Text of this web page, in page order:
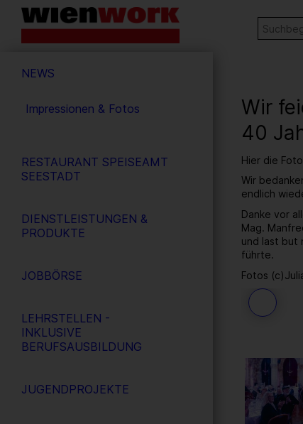
Barrierefreie
Bedienung
Webseite
SUCHE
NEWS
Impressionen & Fotos
RESTAURANT SPEISEAMT
SEESTADT
DIENSTLEISTUNGEN &
PRODUKTE
JOBBÖRSE
LEHRSTELLEN -
INKLUSIVE
BERUFSAUSBILDUNG
JUGENDPROJEKTE
Wir
40
Hier die
Wir
endlich
Danke vor
Mag.
und last but
führte.
Fotos
26 / 259